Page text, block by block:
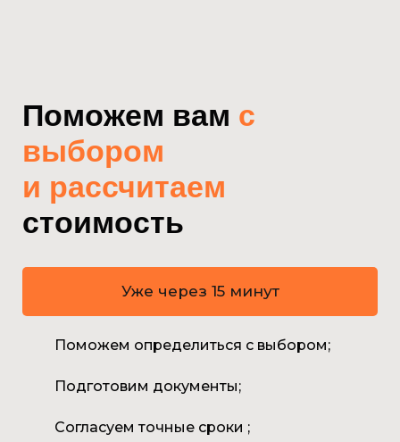
Поможем вам с
выбором
и рассчитаем
стоимость
Уже через 15 минут
Поможем определиться с выбором;
Подготовим документы;
Согласуем точные сроки ;